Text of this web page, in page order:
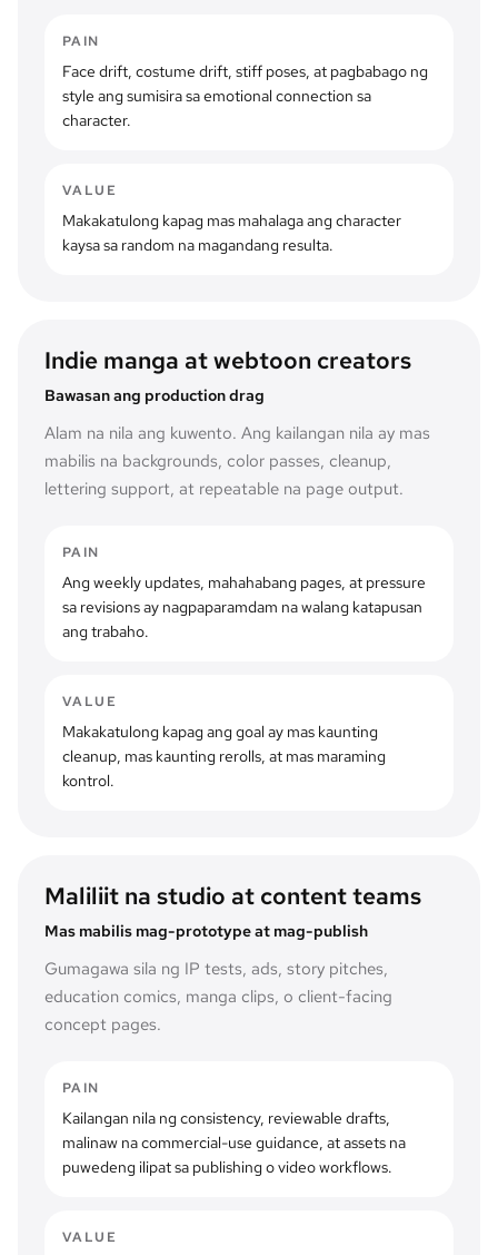
PAIN
Face drift, costume drift, stiff poses, at pagbabago ng
style ang sumisira sa emotional connection sa
character.
VALUE
Makakatulong kapag mas mahalaga ang character
kaysa sa random na magandang resulta.
Indie manga at webtoon creators
Bawasan ang production drag
Alam na nila ang kuwento. Ang kailangan nila ay mas
mabilis na backgrounds, color passes, cleanup,
lettering support, at repeatable na page output.
PAIN
Ang weekly updates, mahahabang pages, at pressure
sa revisions ay nagpaparamdam na walang katapusan
ang trabaho.
VALUE
Makakatulong kapag ang goal ay mas kaunting
cleanup, mas kaunting rerolls, at mas maraming
kontrol.
Maliliit na studio at content teams
Mas mabilis mag-prototype at mag-publish
Gumagawa sila ng IP tests, ads, story pitches,
education comics, manga clips, o client-facing
concept pages.
PAIN
Kailangan nila ng consistency, reviewable drafts,
malinaw na commercial-use guidance, at assets na
puwedeng ilipat sa publishing o video workflows.
VALUE